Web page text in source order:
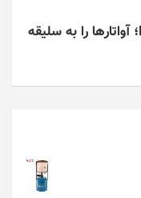
بازی/ Pastel Friends؛ آواتارها را به سلیقه